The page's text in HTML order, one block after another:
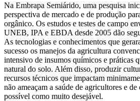
Na Embrapa Semiárido, uma pesquisa
perspectiva de mercado e de produção
orgânico. Os estudos e testes de campo
UNEB, IPA e EBDA desde 2005 dão
As tecnologias e conhecimentos que
sucesso os manejos da agricultura
intensivo de insumos químicos e práticas
natural do solo. Além disso, produzir
recursos técnicos que impactam
não ameaçam a saúde de agricultores e
possível como muito desejável.